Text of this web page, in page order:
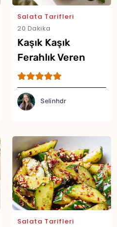
Salata Tarifleri
20 Dakika
Kaşık Kaşık
Ferahlık Veren
Buzlu Salata Tarifi
Selinhdr
Salata Tarifleri